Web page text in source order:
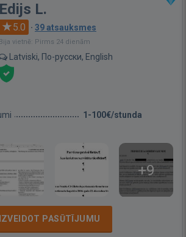
Edijs L.
5.0 · 39 atsauksmes
Bija vietnē: Pirms 24 dienām
Latviski, По-русски, English
1-100€/stunda
+9
IZVEIDOT PASŪTĪJUMU